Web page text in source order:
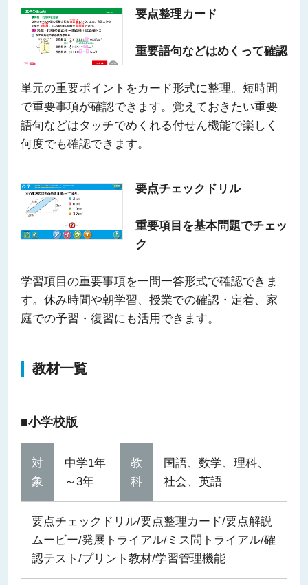
要点整理カード
重要語句などはめくって確認
単元の重要ポイントをカード形式に整理。短時間
で重要事項が確認できます。覚えておきたい重要
語句などはタッチでめくれる付せん機能で楽しく
何度でも確認できます。
要点チェックドリル
重要項目を基本問題でチェッ
ク
学習項目の重要事項を一問一答形式で確認できま
す。休み時間や朝学習、授業での確認・定着、家
庭での予習・復習にも活用できます。
教材一覧
■小学校版
対
象
中学1年
～3年
教
科
国語、数学、理科、
社会、英語
要点チェックドリル/要点整理カード/要点解説
ムービー/発展トライアル/ミス問トライアル/確
認テスト/プリント教材/学習管理機能